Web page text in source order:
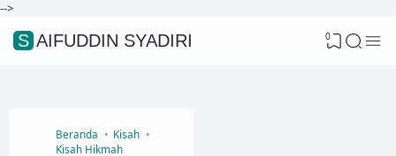
-->
SAIFUDDIN SYADIRI 0
Beranda
Kisah
Kisah Hikmah